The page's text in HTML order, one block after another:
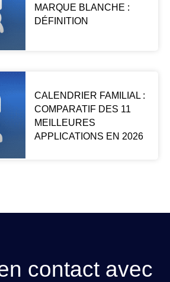
MARQUE BLANCHE :
DÉFINITION
CALENDRIER FAMILIAL :
COMPARATIF DES 11
MEILLEURES
APPLICATIONS EN 2026
contact avec